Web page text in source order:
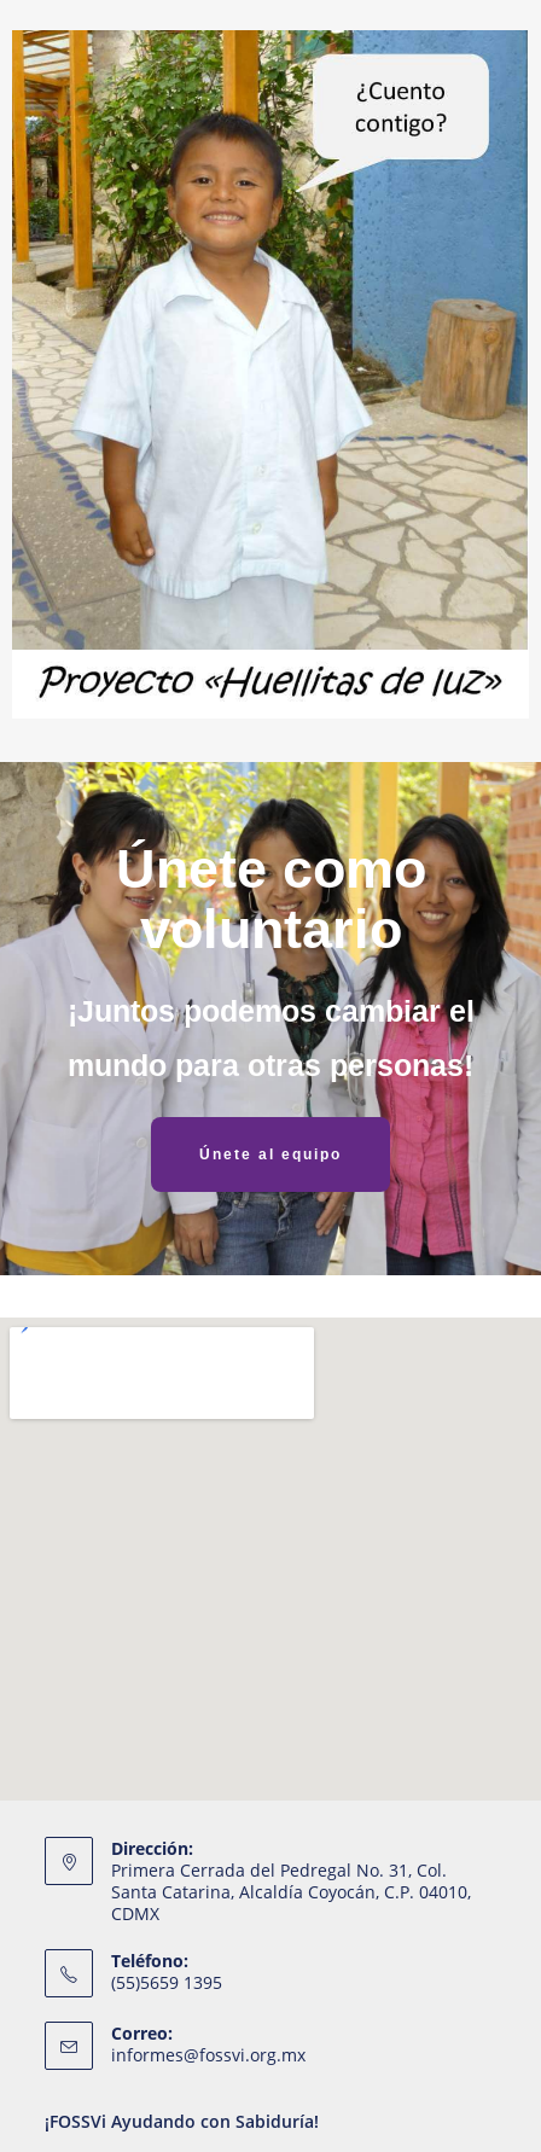
Únete como
voluntario
¡Juntos podemos cambiar el
mundo para otras personas!
Únete al equipo
Dirección:
Primera Cerrada del Pedregal No. 31, Col.
Santa Catarina, Alcaldía Coyocán, C.P. 04010,
CDMX
Teléfono:
(55)5659 1395
Correo:
informes@fossvi.org.mx
¡FOSSVi Ayudando con Sabiduría!